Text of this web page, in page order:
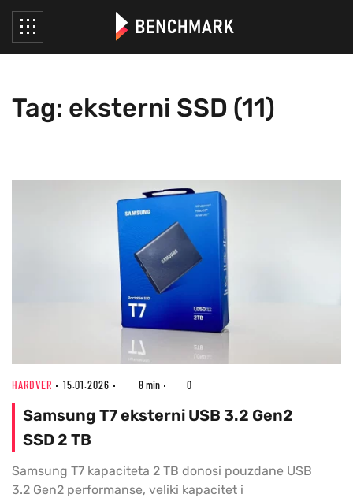
Tag: eksterni SSD (11)
HARDVER 15.01.2026 8 min 0
Samsung T7 eksterni USB 3.2 Gen2
SSD 2 TB
Samsung T7 kapaciteta 2 TB donosi pouzdane USB
3.2 Gen2 performanse, veliki kapacitet i